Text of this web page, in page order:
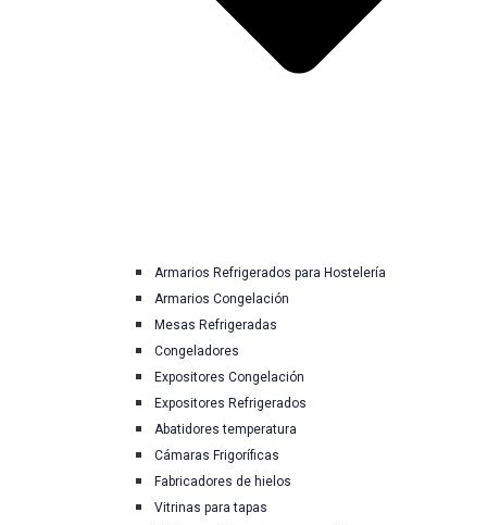
Armarios Refrigerados para Hostelería
Armarios Congelación
Mesas Refrigeradas
Congeladores
Expositores Congelación
Expositores Refrigerados
Abatidores temperatura
Cámaras Frigoríficas
Fabricadores de hielos
Vitrinas para tapas